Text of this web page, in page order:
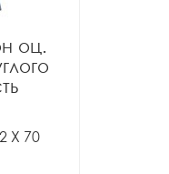
оц.
X 70